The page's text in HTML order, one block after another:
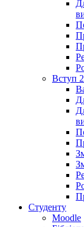
Вступ
Студенту
Moodle